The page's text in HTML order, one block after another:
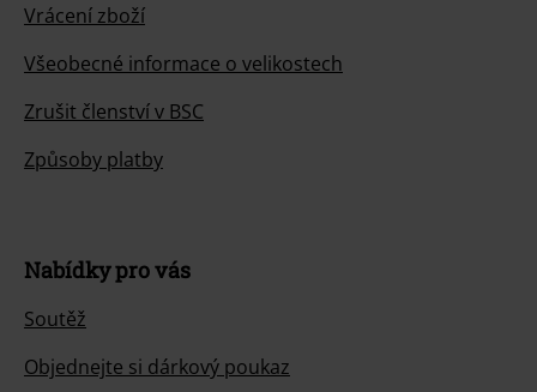
Vrácení zboží
Všeobecné informace o velikostech
Zrušit členství v BSC
Způsoby platby
Nabídky pro vás
Soutěž
Objednejte si dárkový poukaz